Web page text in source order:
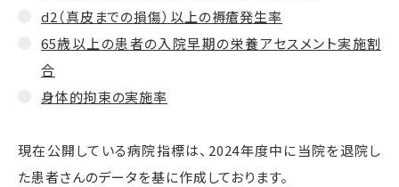
d2（真皮までの損傷）以上の褥瘡発生率
65歳以上の患者の入院早期の栄養アセスメント実施割
合
身体的拘束の実施率
現在公開している病院指標は、2024年度中に当院を退院し
た患者さんのデータを基に作成しております。